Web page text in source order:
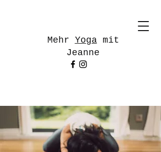
Mehr Yogamit
Jeanne